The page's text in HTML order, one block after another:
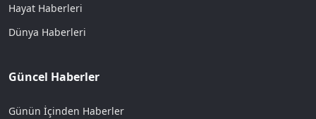
Hayat Haberleri
Dünya Haberleri
Güncel Haberler
Günün İçinden Haberler